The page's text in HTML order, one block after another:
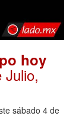
hoy
Julio,
sábado 4 de